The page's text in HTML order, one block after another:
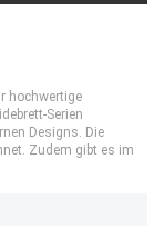
hochwertige
Serien
Designs. Die
Zudem gibt es im